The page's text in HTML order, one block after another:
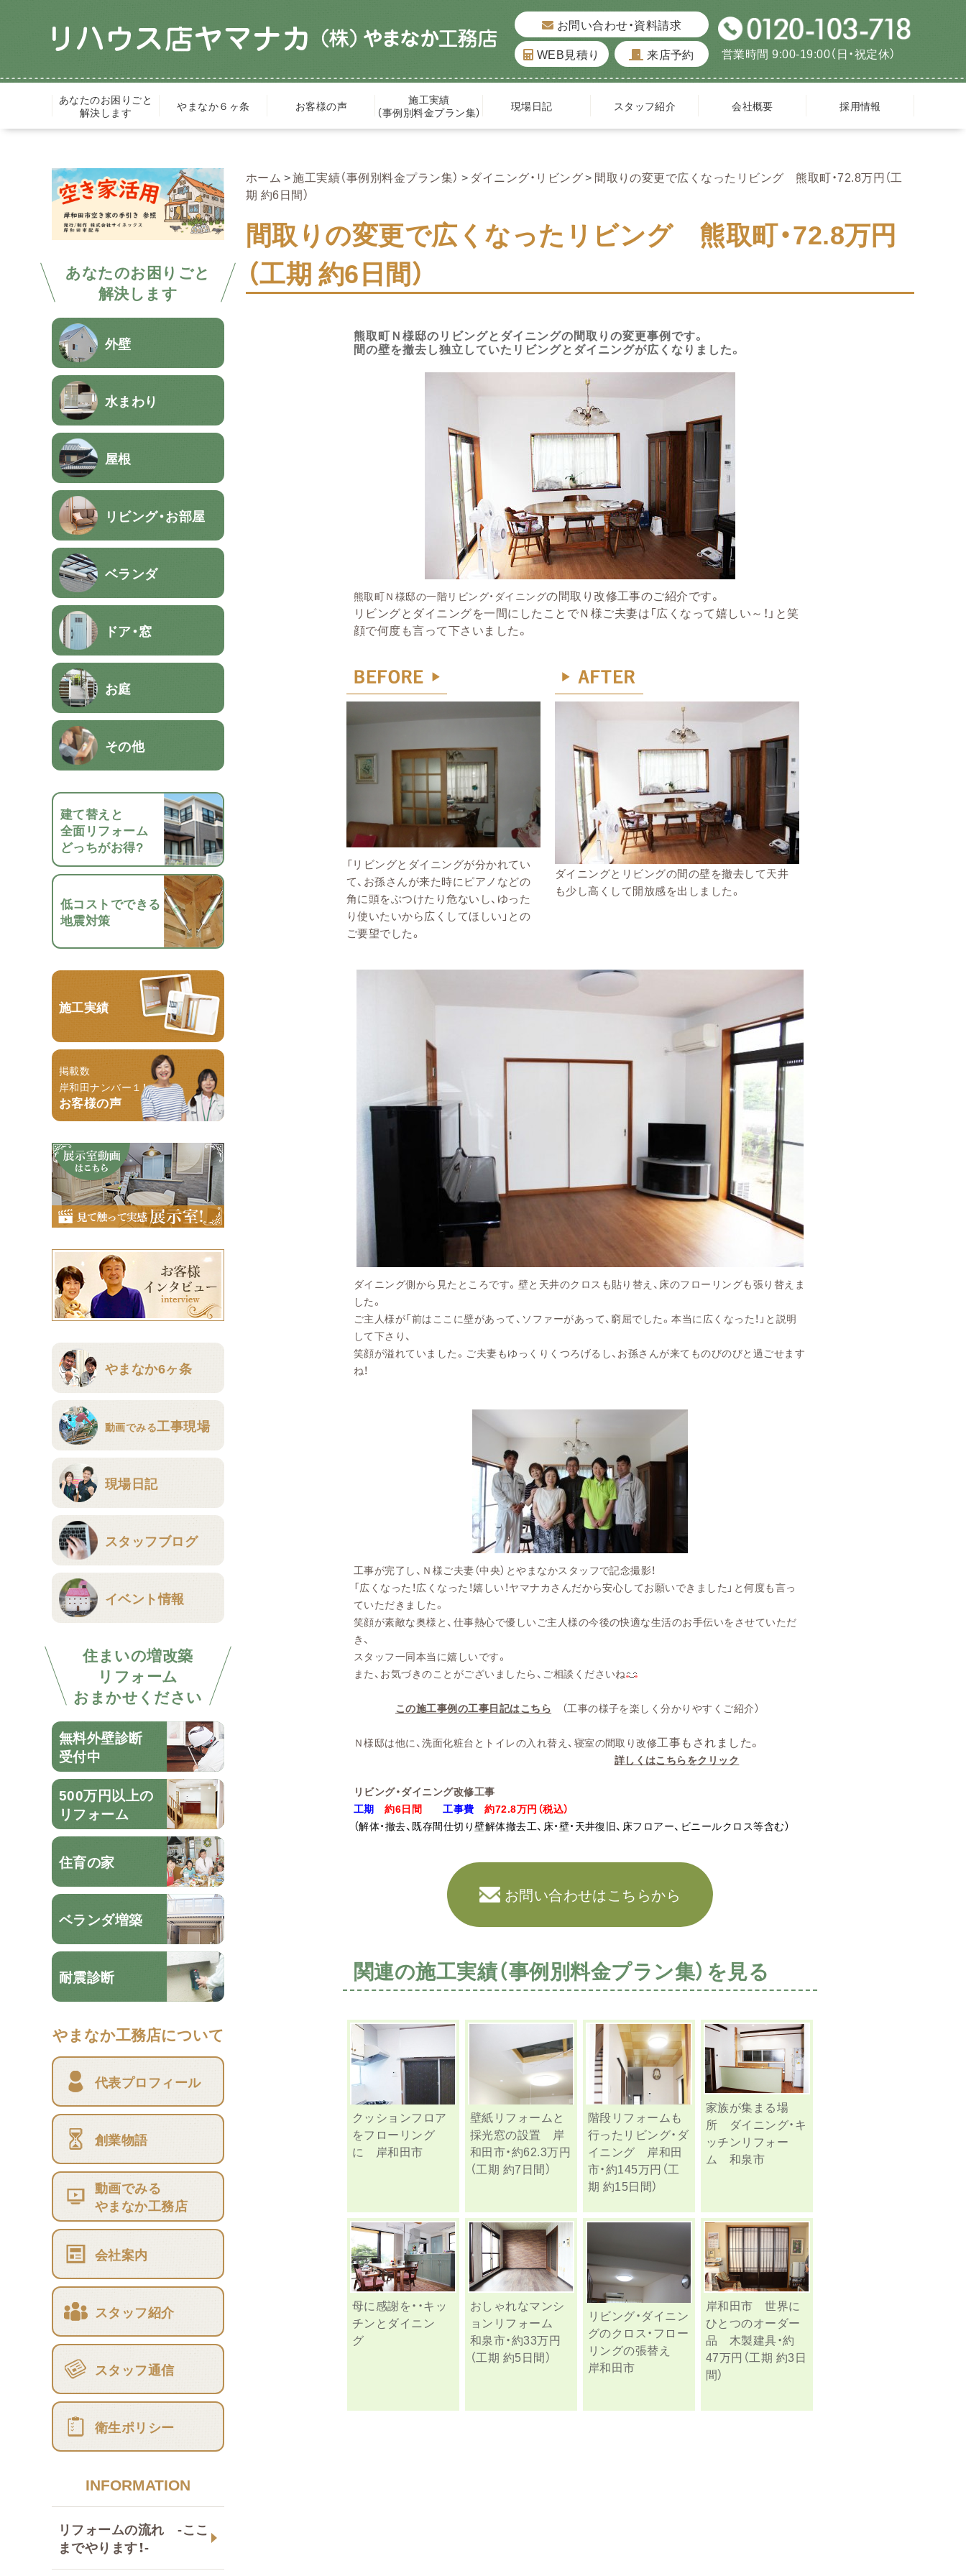
お問い合わせ・資料請求
WEB見積り
来店予約 営業時間 9:00-19:00（日・祝定休）
あなたのお困りごと
解決します
やまなか６ヶ条 お客様の声
施工実績
（事例別料金プラン集）
現場日記 スタッフ紹介 会社概要 採用情報
あなたのお困りごと
解決します
外壁
水まわり
屋根
リビング・お部屋
ベランダ
ドア・窓
お庭
その他
建て替えと
全面リフォーム
どっちがお得?
低コストでできる
地震対策
施工実績
掲載数
岸和田ナンバー１！
お客様の声
やまなか6ヶ条
動画でみる工事現場
現場日記
スタッフブログ
イベント情報
住まいの増改築
リフォーム
おまかせください
無料外壁診断
受付中
500万円以上の
リフォーム
住育の家
ベランダ増築
耐震診断
やまなか工務店について
代表プロフィール
創業物語
動画でみる
やまなか工務店
会社案内
スタッフ紹介
スタッフ通信
衛生ポリシー
INFORMATION
リフォームの流れ -ここ
までやります！-
ホーム 施工実績（事例別料金プラン集） ダイニング・リビング
間取りの変更で広くなったリビング 熊取町・72.8万円（工
期 約6日間）
間取りの変更で広くなったリビング 熊取町・72.8万円
（工期 約6日間）
熊取町Ｎ様邸のリビングとダイニングの間取りの変更事例です。
間の壁を撤去し独立していたリビングとダイニングが広くなりました。
熊取町Ｎ様邸の一階リビング・ダイニングの間取り改修工事のご紹介です。
リビングとダイニングを一間にしたことでＮ様ご夫妻は「広くなって嬉しい～！」と笑
顔で何度も言って下さいました。
「リビングとダイニングが分かれてい
て、お孫さんが来た時にピアノなどの
角に頭をぶつけたり危ないし、ゆった
り使いたいから広くしてほしい」 との
ご要望でした。
ダイニングとリビングの間の壁を撤去して天井
も少し高くして開放感を出しました。
ダイニング側から見たところです。壁と天井のクロスも貼り替え、床のフローリングも張り替えま
した。
ご主人様が「前はここに壁があって、ソファーがあって、窮屈でした。本当に広くなった！」と説明
して下さり、
笑顔が溢れていました。ご夫妻もゆっくりくつろげるし、お孫さんが来てものびのびと過ごせます
ね！
工事が完了し、Ｎ様ご夫妻（中央）とやまなかスタッフで記念撮影！
「広くなった！広くなった！嬉しい！ヤマナカさんだから安心してお願いできました」と何度も言っ
ていただきました。
笑顔が素敵な奥様と、仕事熱心で優しいご主人様の今後の快適な生活のお手伝いをさせていただ
き、
スタッフ一同本当に嬉しいです。
また、お気づきのことがございましたら、ご相談くださいね
この施工事例の工事日記はこちら （工事の様子を楽しく分かりやすくご紹介）
Ｎ様邸は他に、洗面化粧台とトイレの入れ替え、寝室の間取り改修工事もされました。
詳しくはこちらをクリック
リビング・ダイニング改修工事
工期
約6日間 工事費 約72.8万円 （税込）
（解体・撤去、既存間仕切り壁解体撤去工、床・壁・天井復旧、床フロアー、ビニールクロス等含む）
お問い合わせはこちらから
関連の施工実績（事例別料金プラン集）を見る
クッションフロア
をフローリング
に 岸和田市
壁紙リフォームと
採光窓の設置 岸
和田市・約62.3万円
（工期 約7日間）
階段リフォームも
行ったリビング・ダ
イニング 岸和田
市・約145万円（工
期 約15日間）
家族が集まる場
所 ダイニング・キ
ッチンリフォー
ム 和泉市
母に感謝を・・キッ
チンとダイニン
グ
おしゃれなマンシ
ョンリフォーム
和泉市・約33万円
（工期 約5日間）
リビング・ダイニン
グのクロス・フロー
リングの張替え
岸和田市
岸和田市 世界に
ひとつのオーダー
品 木製建具・約
47万円（工期 約3日
間）